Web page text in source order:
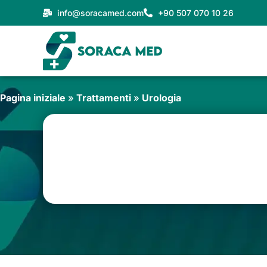
al
info@soracamed.com +90 507 070 10 26
Pagina iniziale » Trattamenti » Urologia